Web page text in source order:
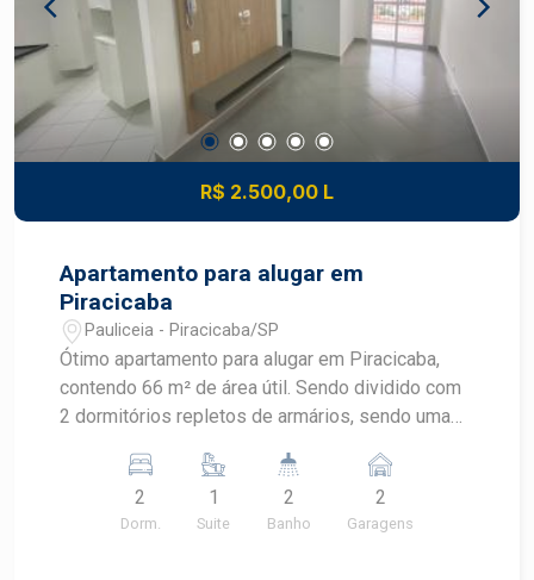
R$ 2.500,00 L
Apartamento para alugar em
Piracicaba
Pauliceia - Piracicaba/SP
Ótimo apartamento para alugar em Piracicaba,
contendo 66 m² de área útil. Sendo dividido com
2 dormitórios repletos de armários, sendo uma
banheiro social, cozinha planejada e área de
serviço com armário, 2 vagas de garagem. O
condomínio oferece piscina com borda infinita,
2
Dorm.
1
Suite
2
Banho
2
Garagens